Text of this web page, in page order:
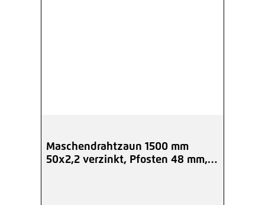
Maschendrahtzaun 1500 mm
50x2,2 verzinkt, Pfosten 48 mm,